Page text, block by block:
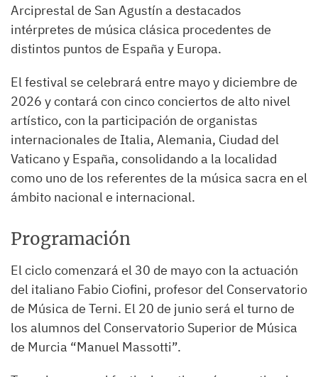
Arciprestal de San Agustín a destacados
intérpretes de música clásica procedentes de
distintos puntos de España y Europa.
El festival se celebrará entre mayo y diciembre de
2026 y contará con cinco conciertos de alto nivel
artístico, con la participación de organistas
internacionales de Italia, Alemania, Ciudad del
Vaticano y España, consolidando a la localidad
como uno de los referentes de la música sacra en el
ámbito nacional e internacional.
Programación
El ciclo comenzará el 30 de mayo con la actuación
del italiano Fabio Ciofini, profesor del Conservatorio
de Música de Terni. El 20 de junio será el turno de
los alumnos del Conservatorio Superior de Música
de Murcia “Manuel Massotti”.